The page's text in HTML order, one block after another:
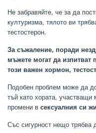
Не забравяйте, че за да
културизма, тялото ви
тестостерон.
За съжаление, поради
мъжете могат да
този важен хормон,
Подобен проблем може да
тъй като хората, участващи
промени в сексуалния си
Със сигурност нещо трябва